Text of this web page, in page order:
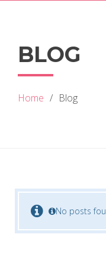
BLOG
Home Blog
No posts